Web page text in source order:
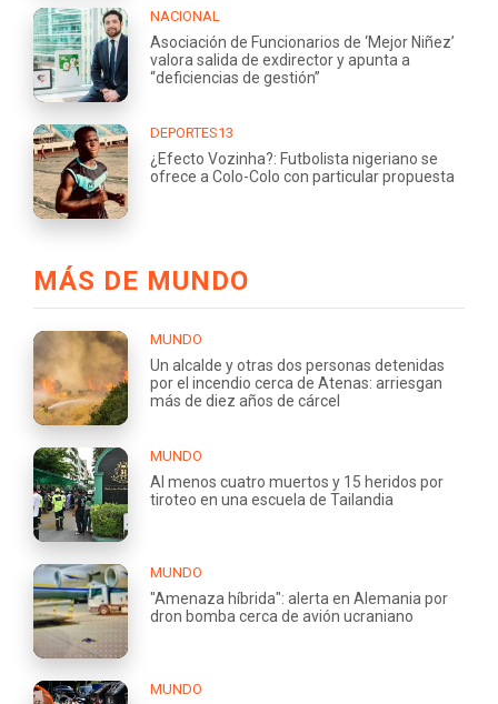
NACIONAL
Asociación de Funcionarios de ‘Mejor Niñez’
valora salida de exdirector y apunta a
“deficiencias de gestión”
DEPORTES13
¿Efecto Vozinha?: Futbolista nigeriano se
ofrece a Colo-Colo con particular propuesta
MÁS DE MUNDO
MUNDO
Un alcalde y otras dos personas detenidas
por el incendio cerca de Atenas: arriesgan
más de diez años de cárcel
MUNDO
Al menos cuatro muertos y 15 heridos por
tiroteo en una escuela de Tailandia
MUNDO
"Amenaza híbrida": alerta en Alemania por
dron bomba cerca de avión ucraniano
MUNDO